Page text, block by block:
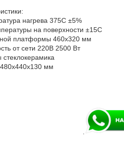
нагрева 375C ±5%
на поверхности ±15C
платформы 460х320 мм
от сети 220В 2500 Вт
мм